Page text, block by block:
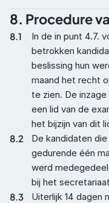
8. Procedure
8.1
In de in punt 4.7.
betrokken
beslissing hun
maand het recht
te zien. De
een lid van de
het bijzijn van dit
8.2
De kandidaten
gedurende één
werd
bij het
8.3
Uiterlijk 14 dagen